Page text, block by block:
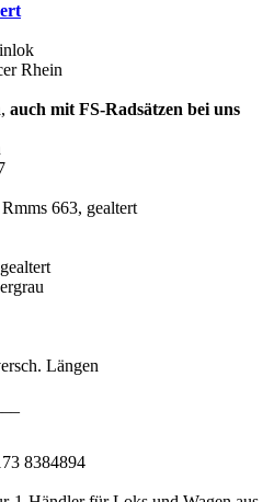
Rhein
auch mit FS-Radsätzen bei uns
663, gealtert
Längen
8384894